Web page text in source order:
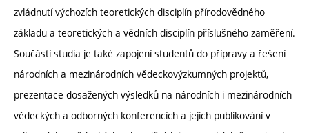
zvládnutí výchozích teoretických disciplín přírodovědného
základu a teoretických a vědních disciplín příslušného zaměření.
Součástí studia je také zapojení studentů do přípravy a řešení
národních a mezinárodních vědeckovýzkumných projektů,
prezentace dosažených výsledků na národních i mezinárodních
vědeckých a odborných konferencích a jejich publikování v